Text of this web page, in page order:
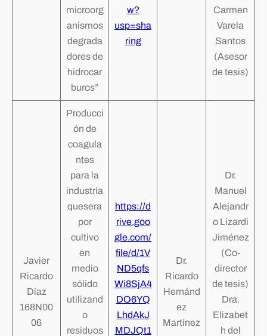
microorg
anismos
degrada
dores de
hidrocar
buros”
w?
usp=sha
ring
Carmen
Varela
Santos
(Asesor
de tesis)
Javier
Ricardo
Díaz
168N00
06
Producci
ón de
coagula
ntes
para la
industria
quesera
por
cultivo
en
medio
sólido
utilizand
o
residuos
https://d
rive.goo
gle.com/
file/d/1V
ND5qfs
Wi8SjA4
DO6YQ
LhdAkJ
MDJQt1
Dr.
Ricardo
Hernánd
ez
Martínez
Dr.
Manuel
Alejandr
o Lizardi
Jiménez
(Co-
director
de tesis)
Dra.
Elizabet
h del